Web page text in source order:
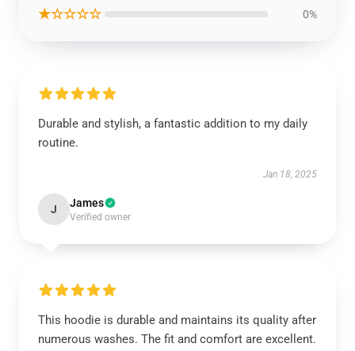
★☆☆☆☆ 0%
Durable and stylish, a fantastic addition to my daily
routine.
Jan 18, 2025
J James
Verified owner
This hoodie is durable and maintains its quality after
numerous washes. The fit and comfort are excellent.